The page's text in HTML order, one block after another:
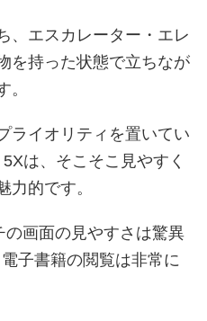
、エスカレーター・エレ
を持った状態で立ちなが
。
ライオリティを置いてい
は、そこそこ見やすく
力的です。
画面の見やすさは驚異
子書籍の閲覧は非常に